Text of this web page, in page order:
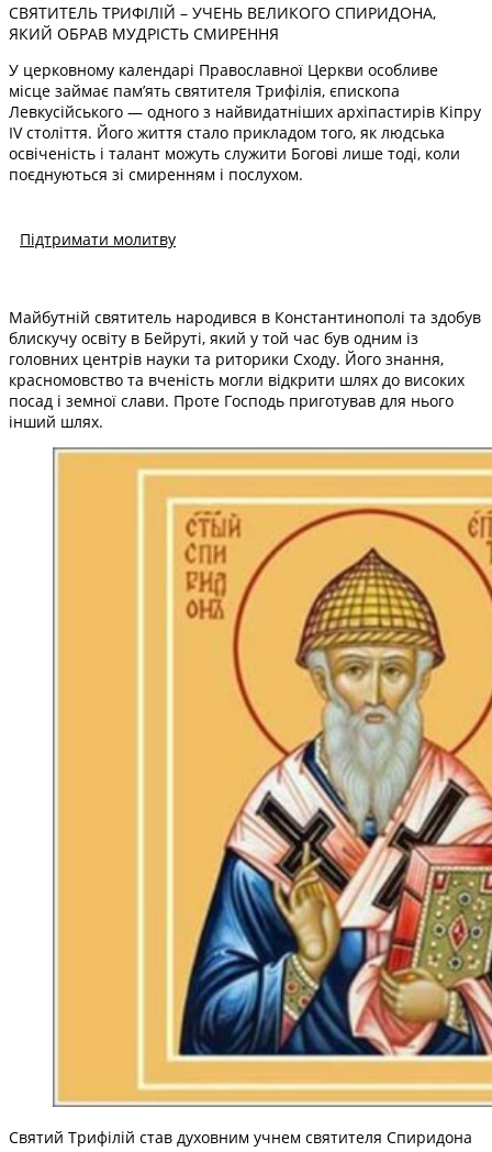
СВЯТИТЕЛЬ ТРИФІЛІЙ – УЧЕНЬ ВЕЛИКОГО СПИРИДОНА,
ЯКИЙ ОБРАВ МУДРІСТЬ СМИРЕННЯ
У церковному календарі Православної Церкви особливе
місце займає пам’ять святителя Трифілія, єпископа
Левкусійського — одного з найвидатніших архіпастирів Кіпру
IV століття. Його життя стало прикладом того, як людська
освіченість і талант можуть служити Богові лише тоді, коли
поєднуються зі смиренням і послухом.
Підтримати молитву
Майбутній святитель народився в Константинополі та здобув
блискучу освіту в Бейруті, який у той час був одним із
головних центрів науки та риторики Сходу. Його знання,
красномовство та вченість могли відкрити шлях до високих
посад і земної слави. Проте Господь приготував для нього
інший шлях.
Святий Трифілій став духовним учнем святителя Спиридона